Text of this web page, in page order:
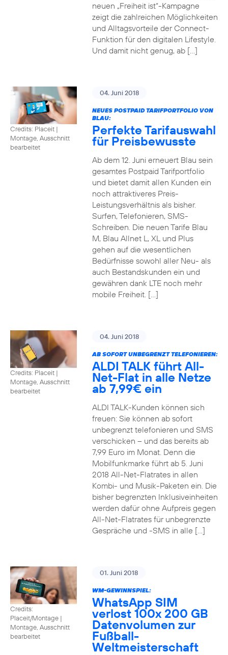
neuen „Freiheit ist“-Kampagne
zeigt die zahlreichen Möglichkeiten
und Alltagsvorteile der Connect-
Funktion für den digitalen Lifestyle.
Und damit nicht genug, ab […]
Credits: Placeit |
Montage, Ausschnitt
bearbeitet
04. Juni 2018
NEUES POSTPAID TARIFPORTFOLIO VON
BLAU:
Perfekte Tarifauswahl
für Preisbewusste
Ab dem 12. Juni erneuert Blau sein
gesamtes Postpaid Tarifportfolio
und bietet damit allen Kunden ein
noch attraktiveres Preis-
Leistungsverhältnis als bisher.
Surfen, Telefonieren, SMS-
Schreiben. Die neuen Tarife Blau
M, Blau Allnet L, XL und Plus
gehen auf die wesentlichen
Bedürfnisse sowohl aller Neu- als
auch Bestandskunden ein und
gewähren dank LTE noch mehr
mobile Freiheit. […]
Credits: Placeit |
Montage, Ausschnitt
bearbeitet
04. Juni 2018
AB SOFORT UNBEGRENZT TELEFONIEREN:
ALDI TALK führt All-
Net-Flat in alle Netze
ab 7,99€ ein
ALDI TALK-Kunden können sich
freuen: Sie können ab sofort
unbegrenzt telefonieren und SMS
verschicken – und das bereits ab
7,99 Euro im Monat. Denn die
Mobilfunkmarke führt ab 5. Juni
2018 All-Net-Flatrates in allen
Kombi- und Musik-Paketen ein. Die
bisher begrenzten Inklusiveinheiten
werden dafür ohne Aufpreis gegen
All-Net-Flatrates für unbegrenzte
Gespräche und -SMS in alle […]
Credits:
Placeit/Montage |
Montage, Ausschnitt
bearbeitet
01. Juni 2018
WM-GEWINNSPIEL:
WhatsApp SIM
verlost 100x 200 GB
Datenvolumen zur
Fußball-
Weltmeisterschaft